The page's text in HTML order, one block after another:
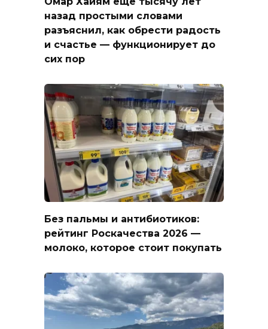
назад простыми словами
разъяснил, как обрести радость
и счастье — функционирует до
сих пор
Без пальмы и антибиотиков:
рейтинг Роскачества 2026 —
молоко, которое стоит покупать